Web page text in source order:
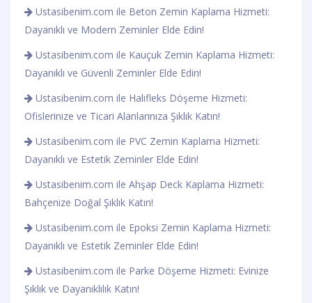
Ustasibenim.com ile Beton Zemin Kaplama Hizmeti:
Dayanıklı ve Modern Zeminler Elde Edin!
Ustasibenim.com ile Kauçuk Zemin Kaplama Hizmeti:
Dayanıklı ve Güvenli Zeminler Elde Edin!
Ustasibenim.com ile Halıfleks Döşeme Hizmeti:
Ofislerinize ve Ticari Alanlarınıza Şıklık Katın!
Ustasibenim.com ile PVC Zemin Kaplama Hizmeti:
Dayanıklı ve Estetik Zeminler Elde Edin!
Ustasibenim.com ile Ahşap Deck Kaplama Hizmeti:
Bahçenize Doğal Şıklık Katın!
Ustasibenim.com ile Epoksi Zemin Kaplama Hizmeti:
Dayanıklı ve Estetik Zeminler Elde Edin!
Ustasibenim.com ile Parke Döşeme Hizmeti: Evinize
Şıklık ve Dayanıklılık Katın!